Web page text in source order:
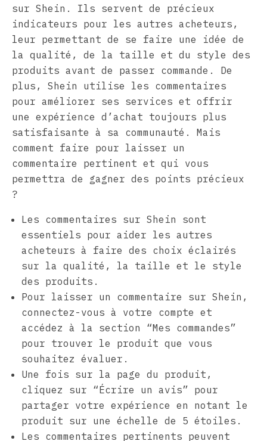
sur Shein. Ils servent de précieux
indicateurs pour les autres acheteurs,
leur permettant de se faire une idée de
la qualité, de la taille et du style des
produits avant de passer commande. De
plus, Shein utilise les commentaires
pour améliorer ses services et offrir
une expérience d’achat toujours plus
satisfaisante à sa communauté. Mais
comment faire pour laisser un
commentaire pertinent et qui vous
permettra de gagner des points précieux
?
Les commentaires sur Shein sont
essentiels pour aider les autres
acheteurs à faire des choix éclairés
sur la qualité, la taille et le style
des produits.
Pour laisser un commentaire sur Shein,
connectez-vous à votre compte et
accédez à la section “Mes commandes”
pour trouver le produit que vous
souhaitez évaluer.
Une fois sur la page du produit,
cliquez sur “Écrire un avis” pour
partager votre expérience en notant le
produit sur une échelle de 5 étoiles.
Les commentaires pertinents peuvent